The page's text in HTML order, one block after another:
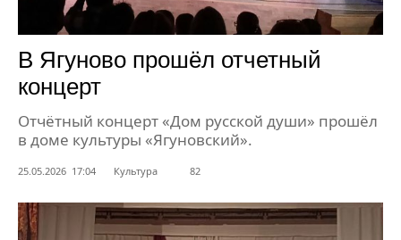
В Ягуново прошёл отчетный
концерт
Отчётный концерт «Дом русской души» прошёл
в доме культуры «Ягуновский».
25.05.2026 17:04 Культура 82